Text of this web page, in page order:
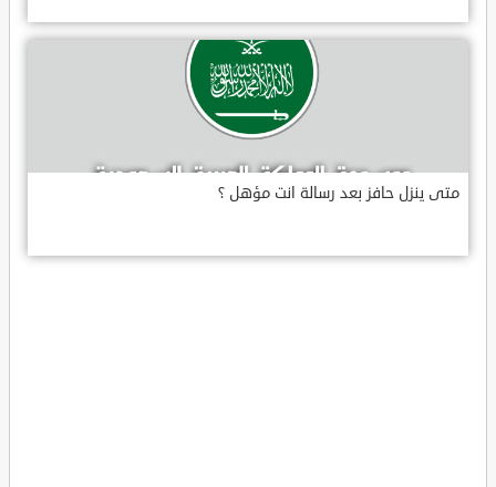
متى ينزل حافز بعد رسالة انت مؤهل ؟